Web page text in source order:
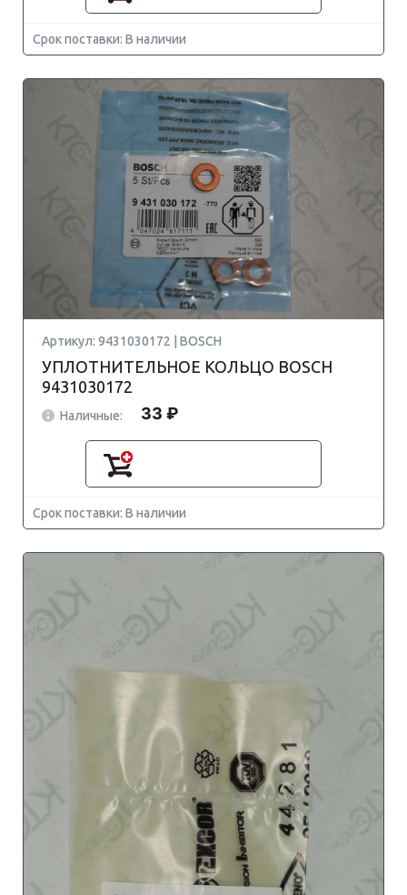
Срок поставки: В наличии
Артикул: 9431030172 | BOSCH
УПЛОТНИТЕЛЬНОЕ КОЛЬЦО BOSCH
9431030172
Наличные: 33 ₽
Срок поставки: В наличии